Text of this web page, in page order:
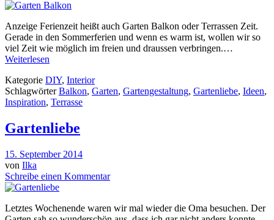
Anzeige Ferienzeit heißt auch Garten Balkon oder Terrassen Zeit.
Gerade in den Sommerferien und wenn es warm ist, wollen wir so
viel Zeit wie möglich im freien und draussen verbringen.…
Weiterlesen
Kategorie DIY, Interior
SchlagwörterBalkon, Garten, Gartengestaltung, Gartenliebe, Ideen,
Inspiration, Terrasse
Gartenliebe
15. September 2014
von Ilka
Schreibe einen Kommentar
Letztes Wochenende waren wir mal wieder die Oma besuchen. Der